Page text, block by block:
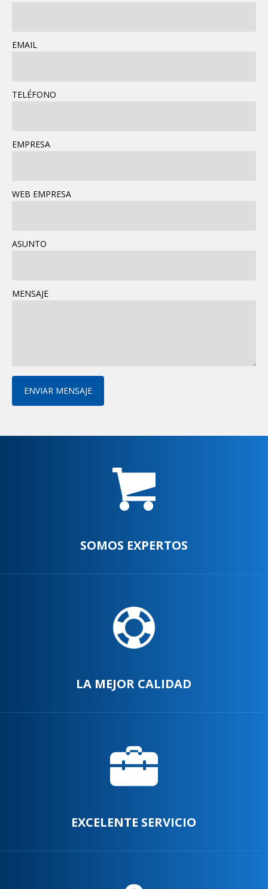
EMAIL
TELÉFONO
EMPRESA
WEB EMPRESA
ASUNTO
MENSAJE
ENVIAR MENSAJE
SOMOS EXPERTOS
LA MEJOR CALIDAD
EXCELENTE SERVICIO